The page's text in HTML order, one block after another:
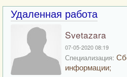
Удаленная работа
Svetazara
07-05-2020 08:19
Специализация:
информации;